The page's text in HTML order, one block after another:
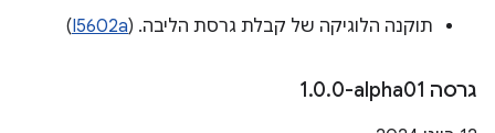
תוקנה הלוגיקה של קבלת גרסת הליבה. (I5602a
)
גרסה ‎1 .0.0-alpha01